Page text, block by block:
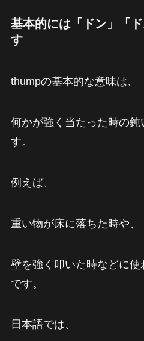
基本的には「ドン」「
す
thumpの基本的な意味は、
何かが強く当たった時の鈍
す。
例えば、
重い物が床に落ちた時や、
壁を強く叩いた時などに使
です。
日本語では、